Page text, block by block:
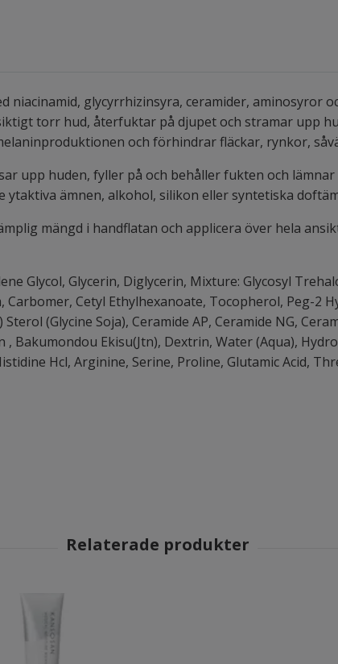
niacinamid, glycyrrhizinsyra, ceramider, aminosyror
torr hud, återfuktar på djupet och stramar upp
och förhindrar fläckar, rynkor,
upp huden, fyller på och behåller fukten och
ämnen, alkohol, silikon eller syntetiska
mängd i handflatan och applicera över hela
Glycol, Glycerin, Diglycerin, Mixture: Glycosyl
Carbomer, Cetyl Ethylhexanoate, Tocopherol, Peg-2
(Glycine Soja), Ceramide AP, Ceramide NG,
Bakumondou Ekisu(Jtn), Dextrin, Water (Aqua),
Hcl, Arginine, Serine, Proline, Glutamic Acid,